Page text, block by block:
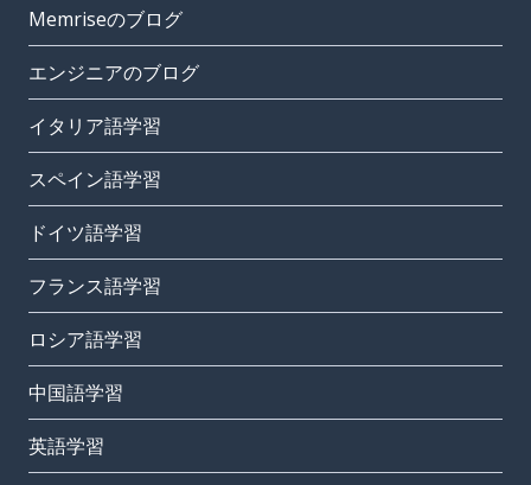
Memriseのブログ
エンジニアのブログ
イタリア語学習
スペイン語学習
ドイツ語学習
フランス語学習
ロシア語学習
中国語学習
英語学習